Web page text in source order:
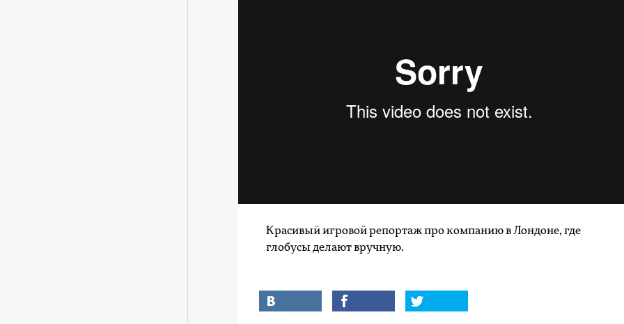
Красивый игровой репортаж про компанию в Лондоне, где
глобусы делают вручную.